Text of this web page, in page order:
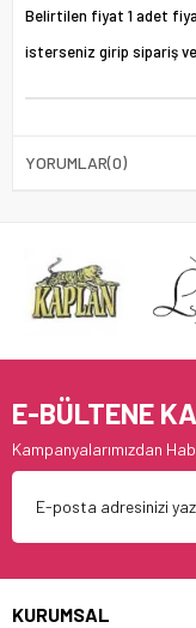
Belirtilen fiyat 1 adet
isterseniz girip sipariş
YORUMLAR(0)
E-BÜLTENE
Kampanyalarımızdan
KURUMSAL